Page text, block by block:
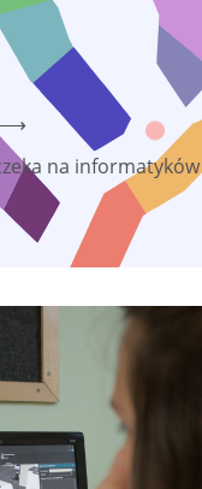
⟶
na informatyków